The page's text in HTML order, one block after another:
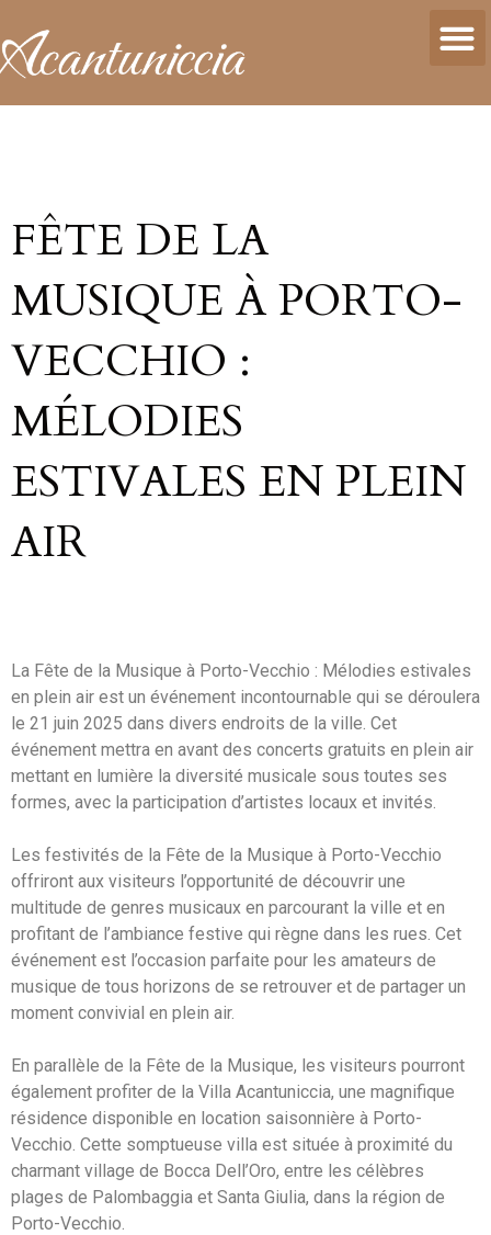
FÊTE DE LA
MUSIQUE À PORTO-
VECCHIO :
MÉLODIES
ESTIVALES EN PLEIN
AIR
La Fête de la Musique à Porto-Vecchio : Mélodies estivales
en plein air est un événement incontournable qui se déroulera
le 21 juin 2025 dans divers endroits de la ville. Cet
événement mettra en avant des concerts gratuits en plein air
mettant en lumière la diversité musicale sous toutes ses
formes, avec la participation d’artistes locaux et invités.
Les festivités de la Fête de la Musique à Porto-Vecchio
offriront aux visiteurs l’opportunité de découvrir une
multitude de genres musicaux en parcourant la ville et en
profitant de l’ambiance festive qui règne dans les rues. Cet
événement est l’occasion parfaite pour les amateurs de
musique de tous horizons de se retrouver et de partager un
moment convivial en plein air.
En parallèle de la Fête de la Musique, les visiteurs pourront
également profiter de la Villa Acantuniccia, une magnifique
résidence disponible en location saisonnière à Porto-
Vecchio. Cette somptueuse villa est située à proximité du
charmant village de Bocca Dell’Oro, entre les célèbres
plages de Palombaggia et Santa Giulia, dans la région de
Porto-Vecchio.